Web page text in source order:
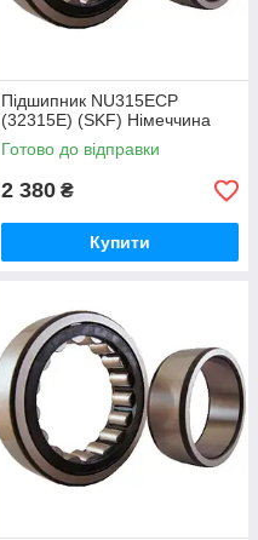
Підшипник NU315ECP
(32315Е) (SKF) Німеччина
Готово до відправки
2 380 ₴
Купити